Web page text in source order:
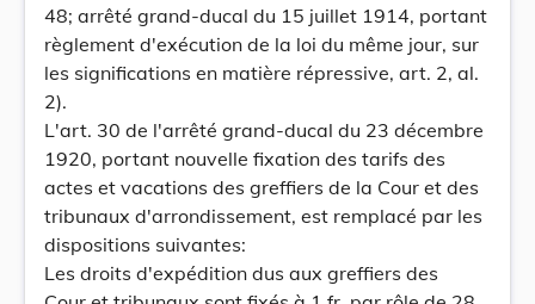
48; arrêté grand-ducal du 15 juillet 1914, portant
règlement d'exécution de la loi du même jour, sur
les significations en matière répressive, art. 2, al.
2).
L'art. 30 de l'arrêté grand-ducal du 23 décembre
1920, portant nouvelle fixation des tarifs des
actes et vacations des greffiers de la Cour et des
tribunaux d'arrondissement, est remplacé par les
dispositions suivantes:
Les droits d'expédition dus aux greffiers des